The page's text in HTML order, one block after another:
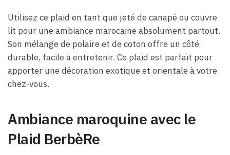
Utilisez ce plaid en tant que jeté de canapé ou couvre
lit pour une ambiance marocaine absolument partout.
Son mélange de polaire et de coton offre un côté
durable, facile à entretenir. Ce plaid est parfait pour
apporter une décoration exotique et orientale à votre
chez-vous.
Ambiance maroquine avec le
Plaid BerbèRe